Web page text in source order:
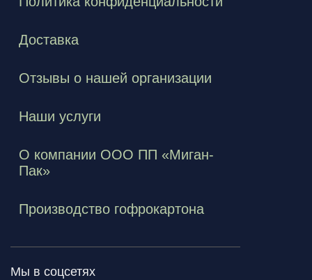
Доставка
Отзывы о нашей организации
Наши услуги
О компании ООО ПП «Миган-
Пак»
Производство гофрокартона
Мы в соцсетях